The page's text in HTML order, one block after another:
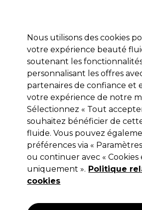
Se
Marques Bons plans Coiffure
Livraison et délais
lire la suite
Proxelli
Proxelli Sèche-Cheveux
Professionnel Maya
(2)
106,45 €Hors TVA
Nous utilisons des cookies
votre expérience beauté
soutenant les
personnalisant les offres
partenaires de confiance et
votre expérience de notre
Sélectionnez « Tout
souhaitez bénéficier de
fluide. Vous pouvez
préférences via «
ou continuer avec « Cookies
uniquement ». Politique
cookies